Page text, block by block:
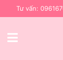
Tư vấn: